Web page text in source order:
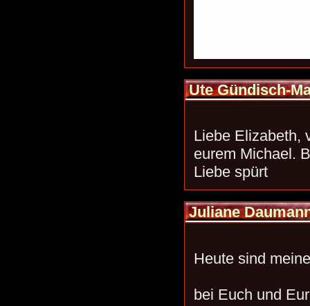
Ute Gündisch-
Liebe Elizabeth,
eurem Michael.
Liebe spürt
Juliane
Heute sind
bei Euch und